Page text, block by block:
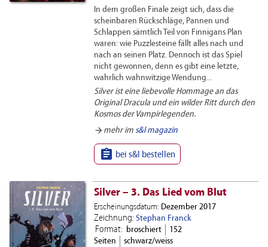
In dem großen Finale zeigt sich, dass die
scheinbaren Rückschläge, Pannen und
Schlappen sämtlich Teil von Finnigans Plan
waren: wie Puzzlesteine fällt alles nach und
nach an seinen Platz. Dennoch ist das Spiel
nicht gewonnen, denn es gibt eine letzte,
wahrlich wahnwitzige Wendung...
Silver ist eine liebevolle Hommage an das
Original Dracula und ein wilder Ritt durch den
Kosmos der Vampirlegenden.
arrow_forward mehr im s&l magazin
 bei s&l bestellen
Silver – 3. Das Lied vom Blut
Erscheinungsdatum: Dezember 2017
Zeichnung: Stephan Franck
Format: broschiert
152
Seiten
schwarz/weiss